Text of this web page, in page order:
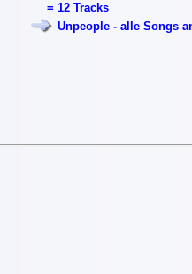
= 12 Tracks
Unpeople - alle Songs